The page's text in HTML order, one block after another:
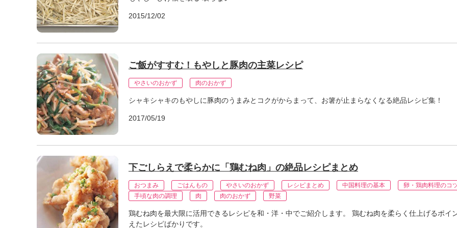
2015/12/02
ご飯がすすむ！もやしと豚肉の主菜レシピ
やさいのおかず 肉のおかず
シャキシャキのもやしに豚肉のうまみとコクがからまって、お箸が止まらなくなる絶品レシピ集！
2017/05/19
下ごしらえで柔らかに「鶏むね肉」の絶品レシピまとめ
おつまみ ごはんもの やさいのおかず レシピまとめ 中国料理の基本
卵・鶏肉料理のコ
手頃な肉の調理
肉 肉のおかず 野菜
鶏むね肉を最大限に活用できるレシピを和・洋・中でご紹介します。 鶏むね肉を柔らく仕上げるポイ
えたレシピばかりです。